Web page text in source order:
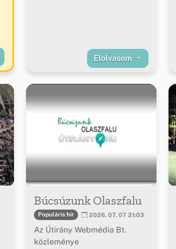
Elolvasom
Búcsúzunk Olaszfalu
Populáris hír 2026. 07. 07 21:03
Az Útirány Webmédia Bt.
közleménye